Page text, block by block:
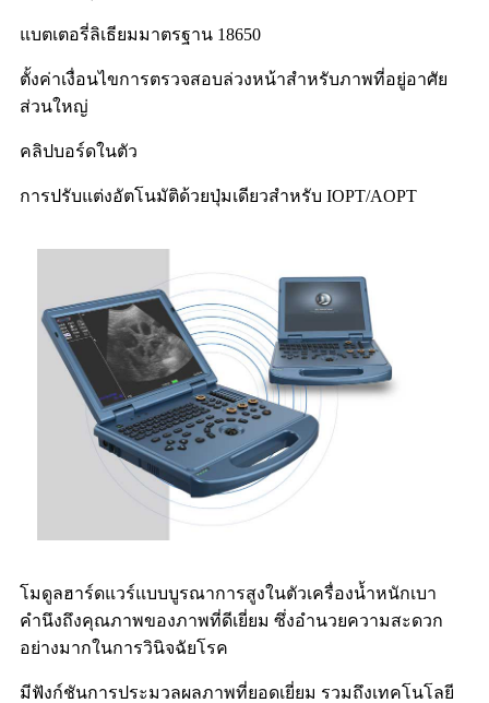
แบตเตอรี่ลิเธียมมาตรฐาน 18650
ตั้งค่าเงื่อนไขการตรวจสอบล่วงหน้าสำหรับภาพที่อยู่อาศัย
ส่วนใหญ่
คลิปบอร์ดในตัว
การปรับแต่งอัตโนมัติด้วยปุ่มเดียวสำหรับ IOPT/AOPT
โมดูลฮาร์ดแวร์แบบบูรณาการสูงในตัวเครื่องน้ำหนักเบา
คำนึงถึงคุณภาพของภาพที่ดีเยี่ยม ซึ่งอำนวยความสะดวก
อย่างมากในการวินิจฉัยโรค
มีฟังก์ชันการประมวลผลภาพที่ยอดเยี่ยม รวมถึงเทคโนโลยี